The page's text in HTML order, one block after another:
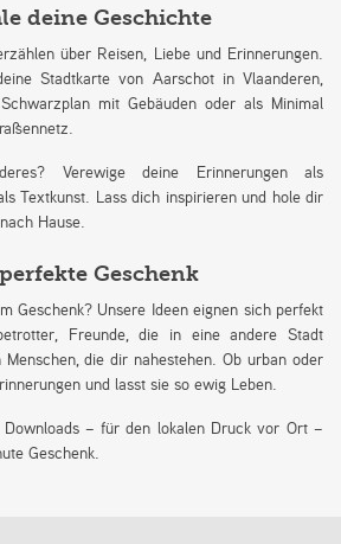
deine Geschichte
über Reisen, Liebe und Erinnerungen.
Stadtkarte von Aarschot in Vlaanderen,
mit Gebäuden oder als Minimal
Verewige deine Erinnerungen als
Textkunst. Lass dich inspirieren und hole dir
Hause.
Geschenk
Geschenk? Unsere Ideen eignen sich perfekt
Freunde, die in eine andere Stadt
die dir nahestehen. Ob urban oder
und lasst sie so ewig Leben.
Downloads – für den lokalen Druck vor Ort –
Geschenk.